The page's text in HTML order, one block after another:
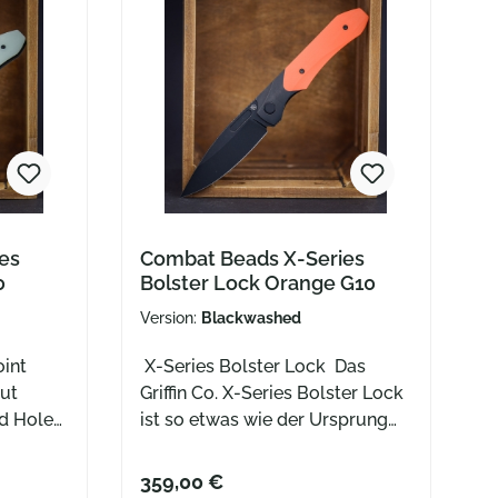
Hole
Combat Beads X-Series
Bolster Lock Orange G10
Version: Blackwashed
X-Series Bolster Lock Das
Griffin Co. X-Series Bolster Lock
ist so etwas wie der Ursprung
Slipjoint bekannt vorkommt,
359,00 €